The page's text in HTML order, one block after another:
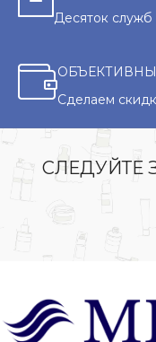
Десяток служб
Сделаем
СЛЕДУЙТЕ